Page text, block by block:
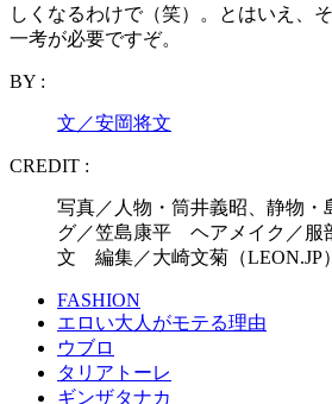
しくなるわけで（笑）。とはいえ、
一考が必要ですぞ。
BY :
文／安岡将文
CREDIT :
写真／人物・筒井義昭、静物
グ／笠島康平 ヘアメイク／
文 編集／大崎文菊（LEON.JP）
FASHION
エロい大人がモテる理由
ウブロ
タリアトーレ
ギンザタナカ